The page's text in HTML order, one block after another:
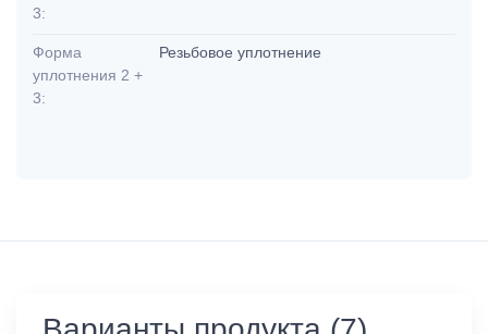
3:
Форма
уплотнения 2 +
3:
Резьбовое уплотнение